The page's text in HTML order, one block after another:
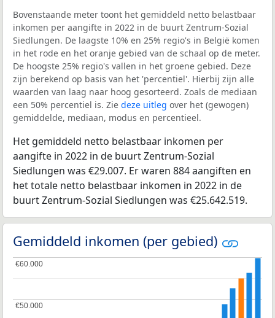
Bovenstaande meter toont het gemiddeld netto belastbaar
inkomen per aangifte in 2022 in de buurt Zentrum-Sozial
Siedlungen. De laagste 10% en 25% regio's in België komen
in het rode en het oranje gebied van de schaal op de meter.
De hoogste 25% regio's vallen in het groene gebied. Deze
zijn berekend op basis van het 'percentiel'. Hierbij zijn alle
waarden van laag naar hoog gesorteerd. Zoals de mediaan
een 50% percentiel is. Zie deze uitleg over het (gewogen)
gemiddelde, mediaan, modus en percentieel.
Het gemiddeld netto belastbaar inkomen per
aangifte in 2022 in de buurt Zentrum-Sozial
Siedlungen was €29.007. Er waren 884 aangiften en
het totale netto belastbaar inkomen in 2022 in de
buurt Zentrum-Sozial Siedlungen was €25.642.519.
Gemiddeld inkomen (per gebied)
€50.000
€50.000
€60.000
€60.000